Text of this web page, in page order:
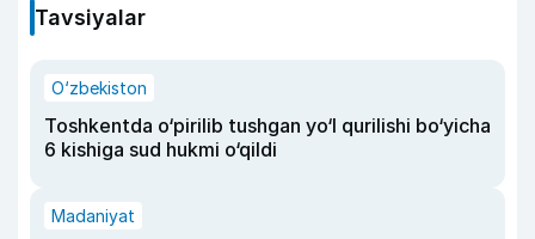
Tavsiyalar
O‘zbekiston
Toshkentda o‘pirilib tushgan yo‘l qurilishi bo‘yicha
6 kishiga sud hukmi o‘qildi
Madaniyat